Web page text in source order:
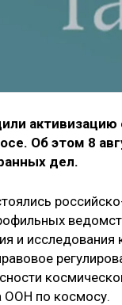
Об этом 8
дел.
и
ООН по космосу.